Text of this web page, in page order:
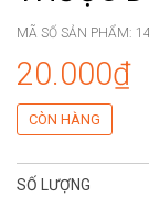
MÃ SỐ SẢN PHẨM:
20.000₫
CÒN HÀNG
SỐ LƯỢNG